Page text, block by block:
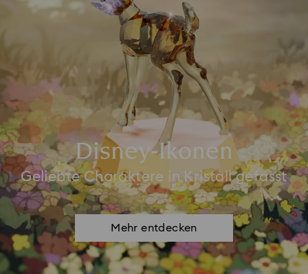
Disney-Ikonen
Geliebte Charaktere in Kristall gefasst
Mehr entdecken